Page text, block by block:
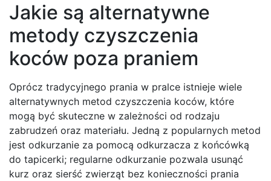
Jakie są alternatywne
metody czyszczenia
koców poza praniem
Oprócz tradycyjnego prania w pralce istnieje wiele
alternatywnych metod czyszczenia koców, które
mogą być skuteczne w zależności od rodzaju
zabrudzeń oraz materiału. Jedną z popularnych metod
jest odkurzanie za pomocą odkurzacza z końcówką
do tapicerki; regularne odkurzanie pozwala usunąć
kurz oraz sierść zwierząt bez konieczności prania